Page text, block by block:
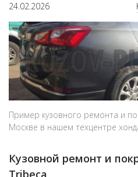
24.02.2026
Пример кузовного ремонта и
Москве в нашем техцентре
Кузовной ремонт и
Tribeca